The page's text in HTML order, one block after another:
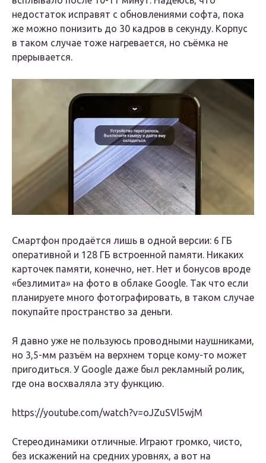
недостаток исправят с обновлениями софта, пока
же можно понизить до 30 кадров в секунду. Корпус
в таком случае тоже нагревается, но съёмка не
прерывается.
Смартфон продаётся лишь в одной версии: 6 ГБ
оперативной и 128 ГБ встроенной памяти. Никаких
карточек памяти, конечно, нет. Нет и бонусов вроде
«безлимита» на фото в облаке Google. Так что если
планируете много фотографировать, в таком случае
покупайте пространство за деньги.
Я давно уже не пользуюсь проводными наушниками,
но 3,5-мм разъём на верхнем торце кому-то может
пригодиться. У Google даже был рекламный ролик,
где она восхваляла эту функцию.
https://youtube.com/watch?v=oJZuSVl5wjM
Стереодинамики отличные. Играют громко, чисто,
без искажений на средних уровнях, а вот на